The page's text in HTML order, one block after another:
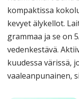
kompaktissa
kevyet älykellot.
grammaa ja se on
vedenkestävä.
kuudessa värissä,
vaaleanpunainen,